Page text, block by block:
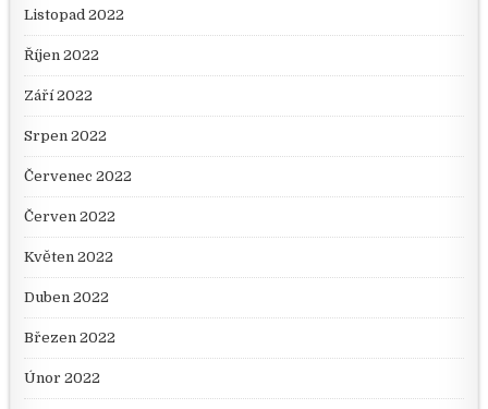
Listopad 2022
Říjen 2022
Září 2022
Srpen 2022
Červenec 2022
Červen 2022
Květen 2022
Duben 2022
Březen 2022
Únor 2022